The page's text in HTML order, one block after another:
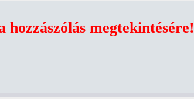
hozzászólás megtekintésére!